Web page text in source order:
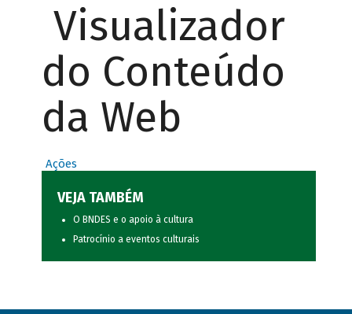
Visualizador
do Conteúdo
da Web
Ações
VEJA TAMBÉM
O BNDES e o apoio à cultura
Patrocínio a eventos culturais